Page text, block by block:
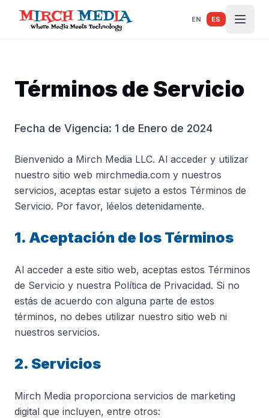
Saltar al contenido principal
EN ES
Términos de Servicio
Fecha de Vigencia: 1 de Enero de 2024
Bienvenido a Mirch Media LLC. Al acceder y utilizar
nuestro sitio web mirchmedia.com y nuestros
servicios, aceptas estar sujeto a estos Términos de
Servicio. Por favor, léelos detenidamente.
1. Aceptación de los Términos
Al acceder a este sitio web, aceptas estos Términos
de Servicio y nuestra Política de Privacidad. Si no
estás de acuerdo con alguna parte de estos
términos, no debes utilizar nuestro sitio web ni
nuestros servicios.
2. Servicios
Mirch Media proporciona servicios de marketing
digital que incluyen, entre otros: